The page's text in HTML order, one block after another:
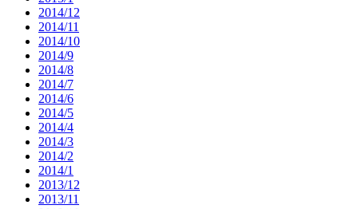
2014/12
2014/11
2014/10
2014/9
2014/8
2014/7
2014/6
2014/5
2014/4
2014/3
2014/2
2014/1
2013/12
2013/11